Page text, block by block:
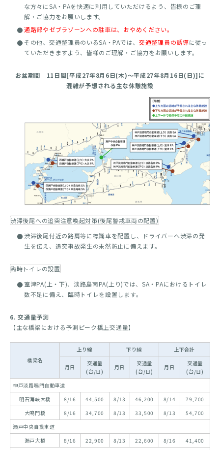
な方々にSA・PAを快適に利用していただけるよう、皆様のご理
解・ご協力をお願いします。
通路部やゼブラゾーンへの駐車は、おやめください。
その他、交通整理員のいるSA・PAでは、 交通整理員の誘導に従っ
ていただきますよう、皆様のご理解・ご協力をお願いします。
お盆期間 11日間[平成27年8月6日(木)～平成27年8月16日(日)]に
混雑が予想される主な休憩施設
渋滞後尾への追突注意喚起対策(後尾警戒車両の配置)
渋滞後尾付近の路肩等に標識車を配置し、ドライバーへ渋滞の発
生を伝え、追突事故発生の未然防止に備えます。
臨時トイレの設置
室津PA(上・下)、淡路島南PA(上り)では、SA・PAにおけるトイレ
数不足に備え、臨時トイレを設置します。
6. 交通量予測
【主な橋梁における予測ピーク橋上交通量】
橋梁名
上り線 下り線 上下合計
月日
交通量
(台/日)
月日
交通量
(台/日)
月日
交通量
(台/日)
神戸淡路鳴門自動車道
明石海峡大橋
8/16 44,500 8/13 46,200 8/14
79,700
大鳴門橋
8/16 34,700 8/13 33,500 8/13
54,700
瀬戸中央自動車道
瀬戸大橋
8/16 22,900 8/13 22,600 8/16
41,400